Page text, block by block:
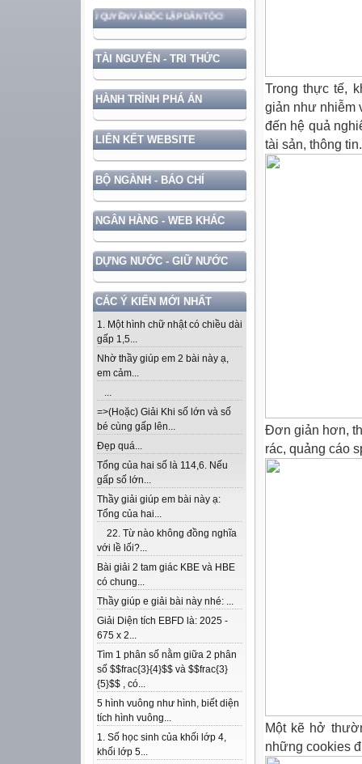
CHẮC CHỦ QUYỀN VÀ ĐỘC LẬP DÂN TỘC!
TÀI NGUYÊN - TRI THỨC
HÀNH TRÌNH PHÁ ÁN
LIÊN KẾT WEBSITE
BỘ NGÀNH - BÁO CHÍ
NGÂN HÀNG - WEB KHÁC
DỰNG NƯỚC - GIỮ NƯỚC
CÁC Ý KIẾN MỚI NHẤT
1. Một hình chữ nhật có chiều dài
gấp 1,5...
Nhờ thầy giúp em 2 bài này ạ,
em cảm...
...
=>(Hoặc) Giải Khi số lớn và số
bé cùng gấp lên...
Đẹp quá...
Tổng của hai số là 114,6. Nếu
gấp số lớn...
Thầy giải giúp em bài này ạ:
Tổng của hai...
22. Từ nào không đồng nghĩa
với lề lối?...
Bài giải 2 tam giác KBE và HBE
có chung...
Thầy giúp e giải bài này nhé: ...
Giải Diện tích EBFD là: 2025 -
675 x 2...
Tìm 1 phân số nằm giữa 2 phân
số $$frac{3}{4}$$ và $$frac{3}
{5}$$ , có...
5 hình vuông như hình, biết diện
tích hình vuông...
1. Số học sinh của khối lớp 4,
khối lớp 5...
Trong thực tế,
giản như nhiễm
đến hệ quả
tài sản, thông
Đơn giản hơn,
rác, quảng cáo
Một kẽ hở
những cookies